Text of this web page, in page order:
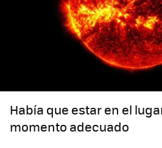
Había que estar en el
momento adecuado